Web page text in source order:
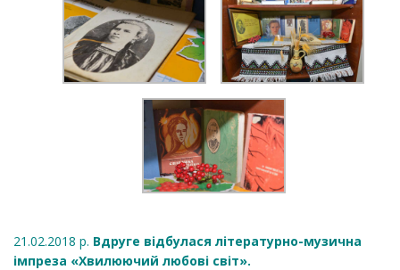
21.02.2018 р. Вдруге відбулася літературно-музична
імпреза «Хвилюючий любові світ».